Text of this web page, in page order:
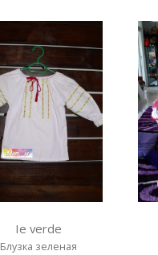
Ie verde
Блузка зеленая